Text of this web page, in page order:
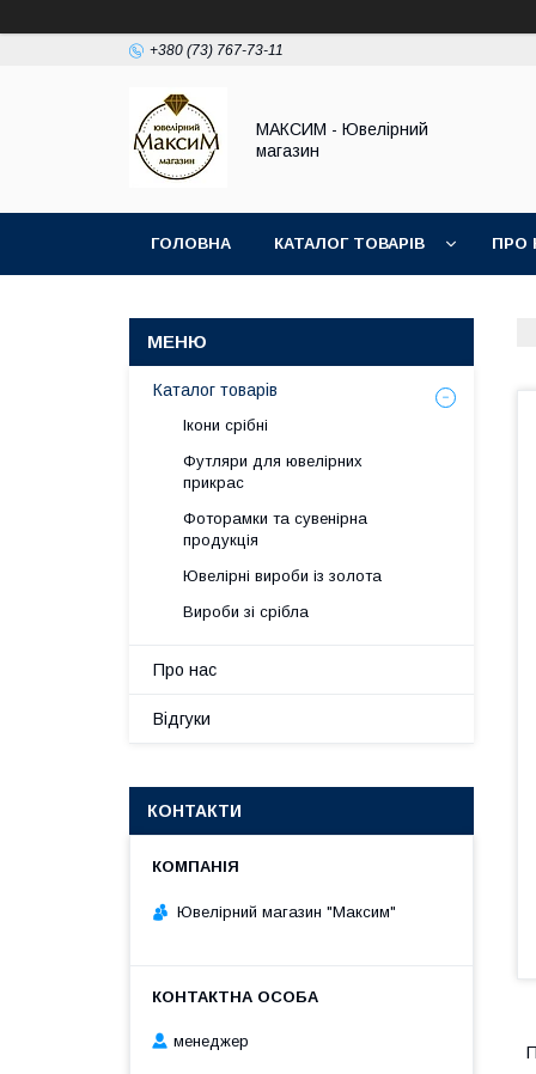
+380 (73) 767-73-11
МАКСИМ - Ювелірний
магазин
ГОЛОВНА КАТАЛОГ ТОВАРІВ ПРО
Каталог товарів
Ікони срібні
Футляри для ювелірних
прикрас
Фоторамки та сувенірна
продукція
Ювелірні вироби із золота
Вироби зі срібла
Про нас
Відгуки
КОНТАКТИ
Ювелірний магазин "Максим"
менеджер